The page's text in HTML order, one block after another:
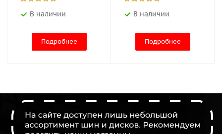
В наличии
Подробнее
В наличии
Подробнее